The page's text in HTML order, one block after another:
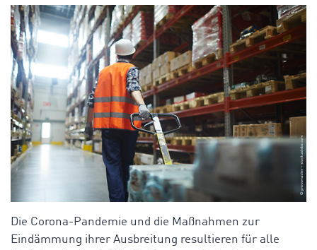
Die Corona-Pandemie und die Maßnahmen zur
Eindämmung ihrer Ausbreitung resultieren für alle